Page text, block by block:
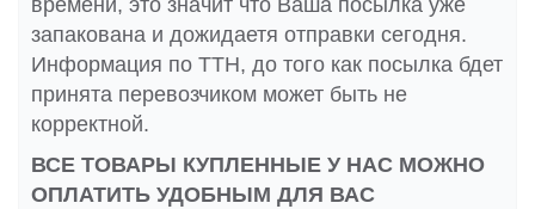
времени, это значит что Ваша посылка уже
запакована и дожидаетя отправки сегодня.
Информация по ТТН, до того как посылка бдет
принята перевозчиком может быть не
корректной.
ВСЕ ТОВАРЫ КУПЛЕННЫЕ У НАС МОЖНО
ОПЛАТИТЬ УДОБНЫМ ДЛЯ ВАС